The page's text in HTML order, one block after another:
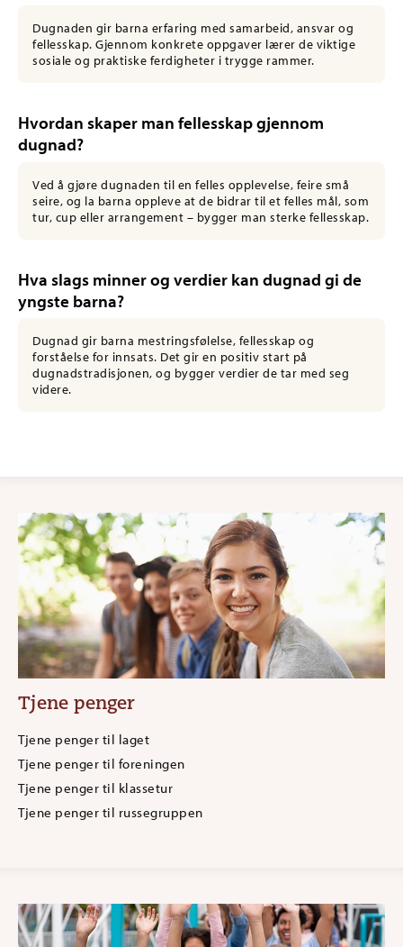
Dugnaden gir barna erfaring med samarbeid, ansvar og
fellesskap. Gjennom konkrete oppgaver lærer de viktige
sosiale og praktiske ferdigheter i trygge rammer.
Hvordan skaper man fellesskap gjennom
dugnad?
Ved å gjøre dugnaden til en felles opplevelse, feire små
seire, og la barna oppleve at de bidrar til et felles mål, som
tur, cup eller arrangement – bygger man sterke fellesskap.
Hva slags minner og verdier kan dugnad gi de
yngste barna?
Dugnad gir barna mestringsfølelse, fellesskap og
forståelse for innsats. Det gir en positiv start på
dugnadstradisjonen, og bygger verdier de tar med seg
videre.
Tjene penger
Tjene penger til laget
Tjene penger til foreningen
Tjene penger til klassetur
Tjene penger til russegruppen